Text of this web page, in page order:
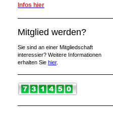
Infos hier
Mitglied werden?
Sie sind an einer Mitgliedschaft
interessier? Weitere Informationen
erhalten Sie hier.